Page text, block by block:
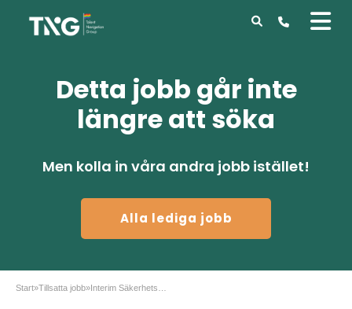
Detta jobb går inte
längre att söka
Men kolla in våra andra jobb istället!
Alla lediga jobb
Start»Tillsatta jobb»